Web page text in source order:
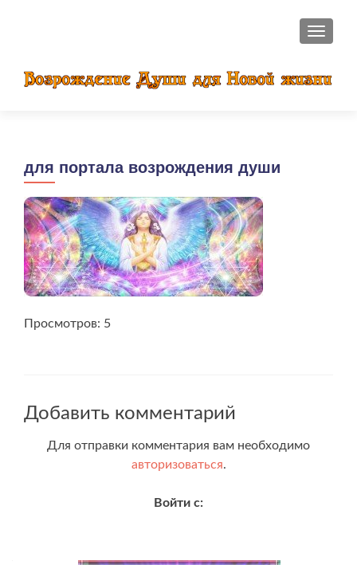
для портала возрождения души
Просмотров: 5
Добавить комментарий
Для отправки комментария вам необходимо
авторизоваться.
Войти с: